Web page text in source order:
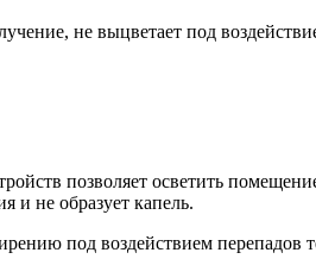
не выцветает под
позволяет осветить
и не образует капель.
под воздействием